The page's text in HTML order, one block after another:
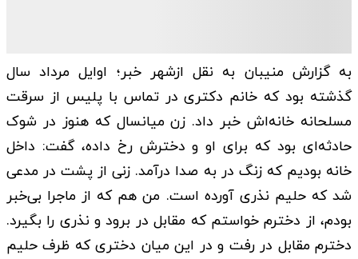
به گزارش منیبان به نقل ازشهر خبر؛ اوایل مرداد سال
گذشته بود که خانم دکتری در تماس با پلیس از سرقت
مسلحانه خانه‌اش خبر داد. زن میانسال که هنوز در شوک
حادثه‌ای بود که برای او و دخترش رخ داده، گفت: داخل
خانه بودیم که زنگ در به صدا درآمد. زنی از پشت در مدعی
شد که حلیم نذری آورده است. من هم که از ماجرا بی‌خبر
بودم، از دخترم خواستم که مقابل در برود و نذری را بگیرد.
دخترم مقابل در رفت و در این میان دختری که ظرف حلیم